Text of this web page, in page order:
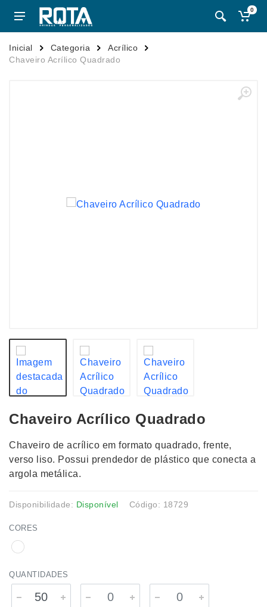
0
Inicial Categoria
Acrílico
Chaveiro Acrílico Quadrado
Chaveiro Acrílico Quadrado
Chaveiro de acrílico em formato quadrado, frente,
verso liso. Possui prendedor de plástico que conecta a
argola metálica.
Disponibilidade: Disponível Código: 18729
CORES
QUANTIDADES